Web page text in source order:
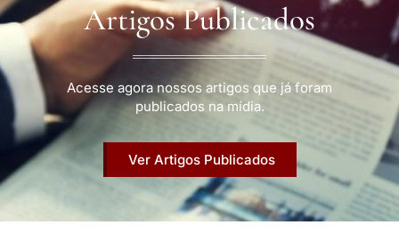
Artigos Publicados
Acesse agora nossos artigos que já foram
publicados na mídia.
Ver Artigos Publicados